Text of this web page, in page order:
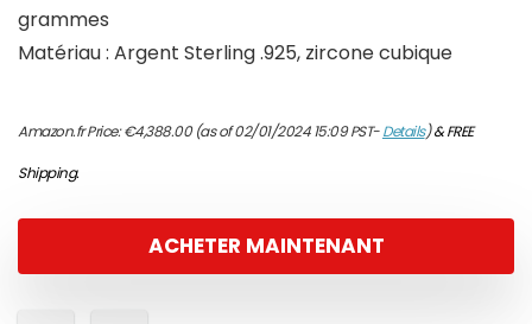
grammes
Matériau : Argent Sterling .925, zircone cubique
Amazon.fr Price:€4,388.00(as of 02/01/2024 15:09 PST-Details)&FREE
Shipping.
ACHETER MAINTENANT